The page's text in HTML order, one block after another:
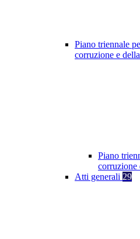
Piano triennale
corruzione e
Piano
corruzione
Atti generali 29